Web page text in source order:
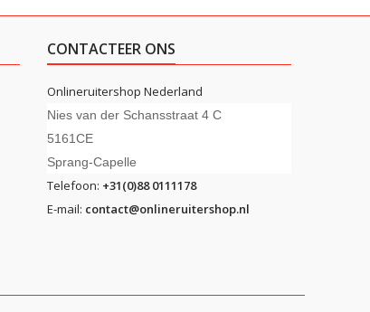
CONTACTEER ONS
Onlineruitershop Nederland
Nies van der Schansstraat 4 C
5161CE
Sprang-Capelle
Telefoon: +31(0)88 0111178
E-mail: contact@onlineruitershop.nl